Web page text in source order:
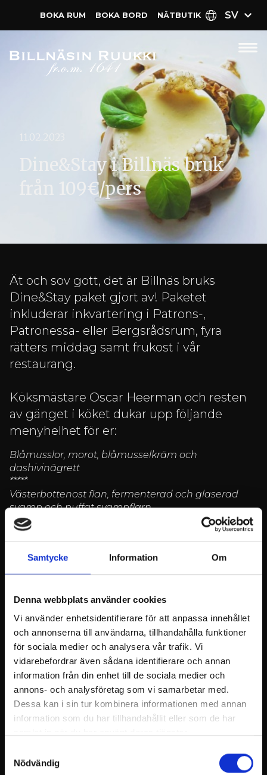
Samtycke Information Om
Denna webbplats använder cookies
Vi använder enhetsidentifierare för att anpassa innehållet
och annonserna till användarna, tillhandahålla funktioner
för sociala medier och analysera vår trafik. Vi
vidarebefordrar även sådana identifierare och annan
information från din enhet till de sociala medier och
annons- och analysföretag som vi samarbetar med.
Dessa kan i sin tur kombinera informationen med annan
information som du har tillhandahållit eller som de har
Nödvändig
BOKA RUM BOKA BORD NÄT­BUTIK SV
11.02.2023
Dine&Stay i Billnäs bruk
från 109€/pers
Ät och sov gott, det är Billnäs bruks
Dine&Stay paket gjort av! Paketet
inkluderar inkvartering i Patrons-,
Patronessa- eller Bergsrådsrum, fyra
rätters middag samt frukost i vår
restaurang.
Köksmästare Oscar Heerman och resten
av gänget i köket dukar upp följande
menyhelhet för er:
Blåmusslor, morot, blåmusselkräm och
dashivinägrett
*****
Västerbottenost flan, fermenterad och glaserad
svamp och puffat svampflarn
*****
And med rödbeta bakad i andfett och
Varmt chokladskum, ingefärsflarn och sorbet med
Pris:
109€/pers/inkvartering i dubbelrum
149€/pers/inkvartering i singelrum
Paketet finns att boka i vår webbutik, mata in
nedanstående kod i kampanjkodsfältet:
Ta en paus från vardagen och kom och njuta av